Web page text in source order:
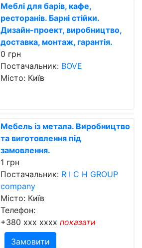
Меблі для барів, кафе,
ресторанів. Барні стійки.
Дизайн-проект, виробництво,
доставка, монтаж, гарантія.
0 грн
Постачальник: BOVE
Місто: Київ
Мебель із метала. Виробництво
та виготовлення під
замовлення.
1 грн
Постачальник: R I C H GROUP
company
Місто: Київ
Телефон:
+380 xxx xxxx показати
Замовити